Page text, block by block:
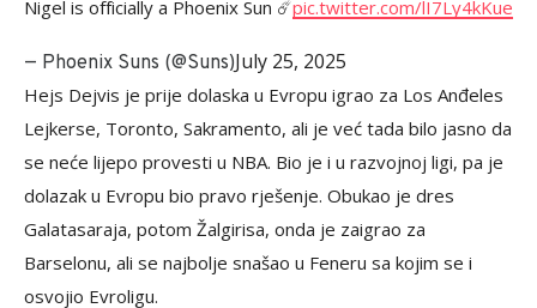
Nigel is officially a Phoenix Sun ☄️pic.twitter.com/lI7Ly4kKue
— Phoenix Suns (@Suns)July 25, 2025
Hejs Dejvis je prije dolaska u Evropu igrao za Los Anđeles
Lejkerse, Toronto, Sakramento, ali je već tada bilo jasno da
se neće lijepo provesti u NBA. Bio je i u razvojnoj ligi, pa je
dolazak u Evropu bio pravo rješenje. Obukao je dres
Galatasaraja, potom Žalgirisa, onda je zaigrao za
Barselonu, ali se najbolje snašao u Feneru sa kojim se i
osvojio Evroligu.